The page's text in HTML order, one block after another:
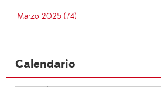
Marzo 2025 (74)
Calendario